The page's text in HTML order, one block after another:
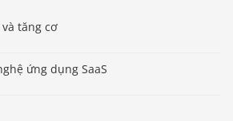
tăng cơ
ứng dụng SaaS